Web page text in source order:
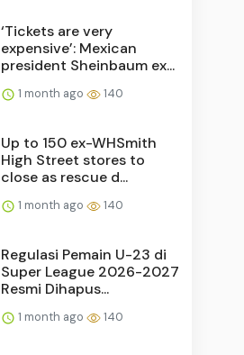
‘Tickets are very
expensive’: Mexican
president Sheinbaum ex...
1 month ago 140
Up to 150 ex-WHSmith
High Street stores to
close as rescue d...
1 month ago 140
Regulasi Pemain U-23 di
Super League 2026-2027
Resmi Dihapus...
1 month ago 140